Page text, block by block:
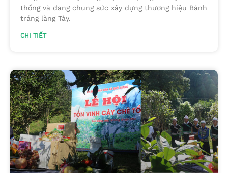
thống và đang chung sức xây dựng thương hiệu Bánh
tráng làng Tày.
CHI TIẾT